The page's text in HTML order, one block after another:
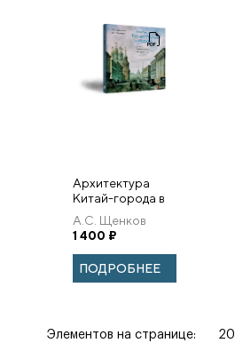
Архитектура
Китай-города в
Москве в XVIII —
первой трети XIХ
века
А.С. Щенков
1 400 ₽
ПОДРОБНЕЕ
Элементов на странице: 20